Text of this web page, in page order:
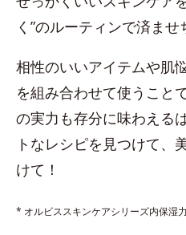
く”のルーティンで済ませ
相性のいいアイテムや肌
を組み合わせて使うこと
の実力も存分に味わえる
トなレシピを見つけて、
けて！
* オルビススキンケアシリーズ内保湿力